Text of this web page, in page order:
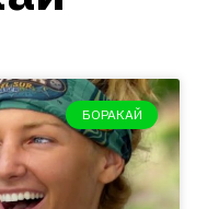
БОРАКАЙ